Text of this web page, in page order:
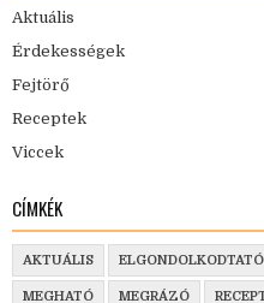
Aktuális
Érdekességek
Fejtörő
Receptek
Viccek
CÍMKÉK
AKTUÁLIS ELGONDOLKODTATÓ
MEGHATÓ MEGRÁZÓ